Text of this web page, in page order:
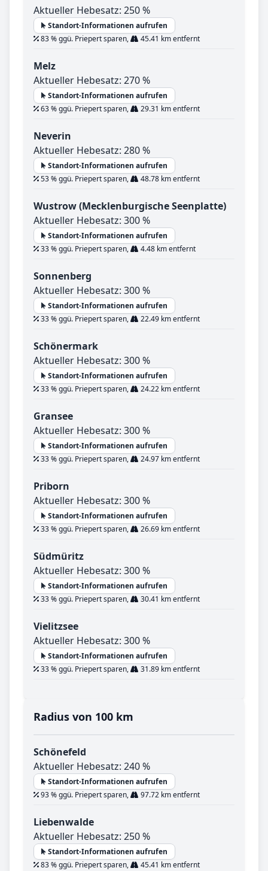
Aktueller Hebesatz: 250 %
Standort-Informationen aufrufen
83 % ggü. Priepert sparen,
45.41 km entfernt
Melz
Aktueller Hebesatz: 270 %
Standort-Informationen aufrufen
63 % ggü. Priepert sparen,
29.31 km entfernt
Neverin
Aktueller Hebesatz: 280 %
Standort-Informationen aufrufen
53 % ggü. Priepert sparen,
48.78 km entfernt
Wustrow (Mecklenburgische Seenplatte)
Aktueller Hebesatz: 300 %
Standort-Informationen aufrufen
33 % ggü. Priepert sparen,
4.48 km entfernt
Sonnenberg
Aktueller Hebesatz: 300 %
Standort-Informationen aufrufen
33 % ggü. Priepert sparen,
22.49 km entfernt
Schönermark
Aktueller Hebesatz: 300 %
Standort-Informationen aufrufen
33 % ggü. Priepert sparen,
24.22 km entfernt
Gransee
Aktueller Hebesatz: 300 %
Standort-Informationen aufrufen
33 % ggü. Priepert sparen,
24.97 km entfernt
Priborn
Aktueller Hebesatz: 300 %
Standort-Informationen aufrufen
33 % ggü. Priepert sparen,
26.69 km entfernt
Südmüritz
Aktueller Hebesatz: 300 %
Standort-Informationen aufrufen
33 % ggü. Priepert sparen,
30.41 km entfernt
Vielitzsee
Aktueller Hebesatz: 300 %
Standort-Informationen aufrufen
33 % ggü. Priepert sparen,
31.89 km entfernt
Radius von 100 km
Schönefeld
Aktueller Hebesatz: 240 %
Standort-Informationen aufrufen
93 % ggü. Priepert sparen,
97.72 km entfernt
Liebenwalde
Aktueller Hebesatz: 250 %
Standort-Informationen aufrufen
83 % ggü. Priepert sparen,
45.41 km entfernt